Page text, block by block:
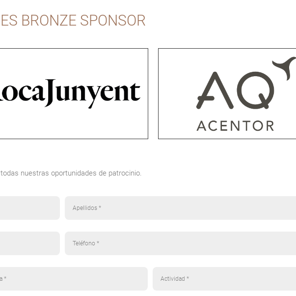
BRONZE SPONSOR
nuestras oportunidades de patrocinio.